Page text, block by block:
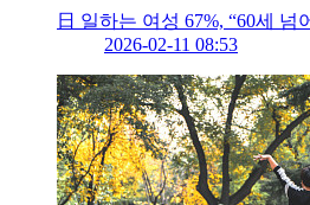
日 일하는 여성 67%, “60세 넘
2026-02-11 08:53